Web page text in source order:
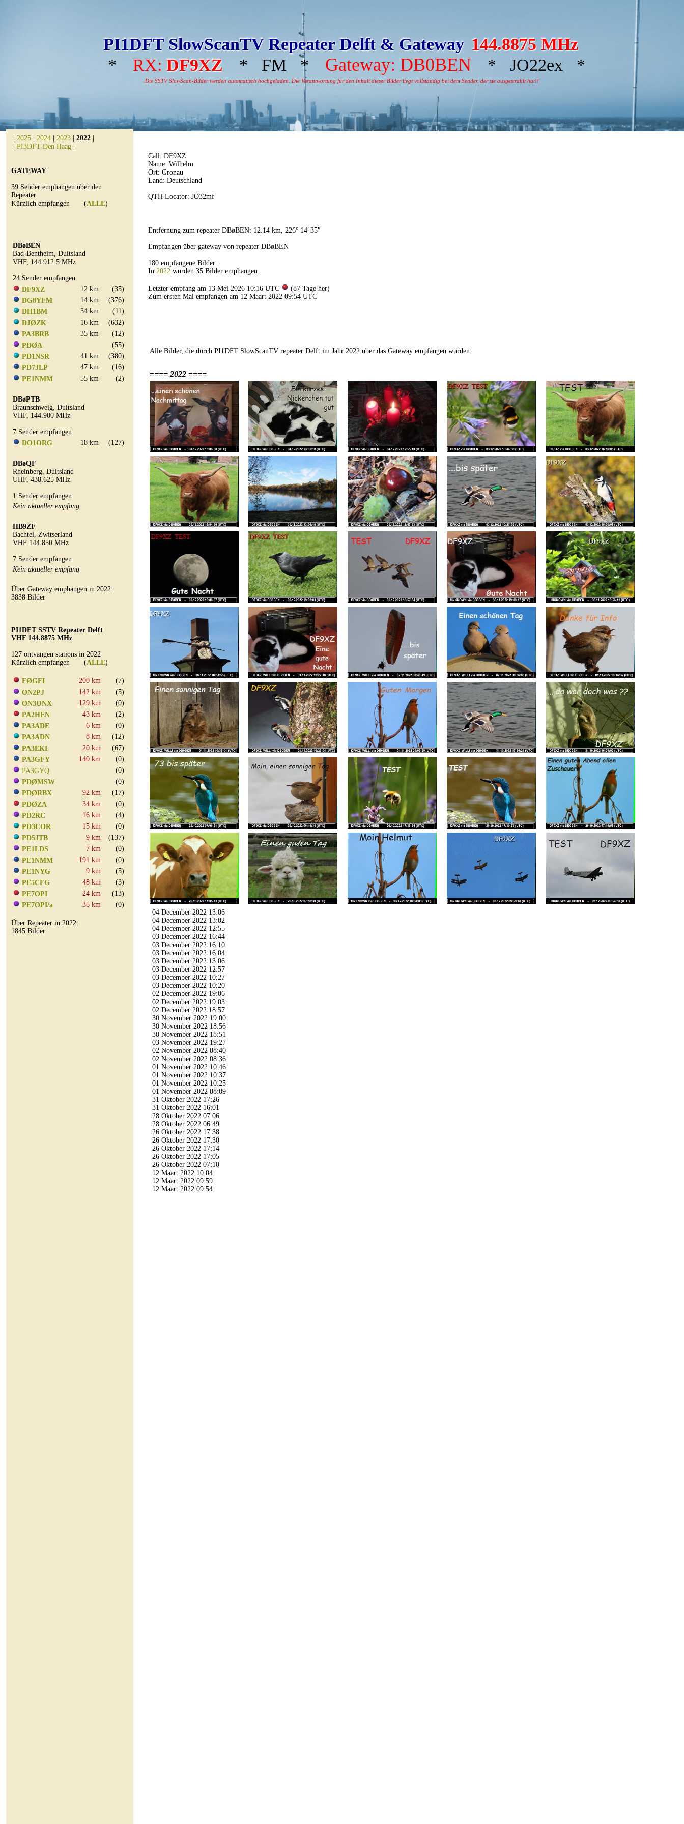
PI1DFT SlowScanTV Repeater Delft & Gateway 144.8875 MHz
*
RX: DF9XZ * FM * Gateway: DB0BEN * JO22ex *
Die SSTV SlowScan-Bilder werden automatisch hochgeladen. Die Verantwortung für den Inhalt dieser Bilder liegt vollständig bei dem Sender, der sie ausgestrahlt hat!!
2025 2024 2023 2022
PI3DFT Den Haag
GATEWAY
39 Sender emphangen über den
Repeater
Kürzlich empfangen (ALLE)
DBøBEN
Bad-Bentheim, Duitsland
VHF, 144.912.5 MHz
24 Sender empfangen
DF9XZ
12 km
(35)
DG8YFM
14 km
(376)
DH1BM
34 km
(11)
DJØZK
16 km
(632)
PA3BRB
35 km
(12)
PDØA
(55)
PD1NSR
41 km
(380)
PD7JLP
47 km
(16)
PE1NMM
55 km (2)
DBøPTB
Braunschweig, Duitsland
VHF, 144.900 MHz
7 Sender empfangen
DO1ORG
18 km (127)
DBøQF
Rheinberg, Duitsland
UHF, 438.625 MHz
1 Sender empfangen
Kein aktueller empfang
HB9ZF
Bachtel, Zwitserland
VHF 144.850 MHz
7 Sender empfangen
Kein aktueller empfang
Über Gateway emphangen in 2022:
3838 Bilder
PI1DFT SSTV Repeater Delft
VHF 144.8875 MHz
127 ontvangen stations in 2022
Kürzlich empfangen (ALLE)
FØGFI 200 km
(7)
ON2PJ
142 km
(5)
ON3ONX
129 km
(0)
PA2HEN
43 km
(2)
PA3ADE
6 km
(0)
PA3ADN
8 km
(12)
PA3EKI
20 km
(67)
PA3GFY
140 km
(0)
PA3GYQ
(0)
PDØMSW
(0)
PDØRBX
92 km
(17)
PDØZA
34 km
(0)
PD2RC
16 km
(4)
PD3COR
15 km
(0)
PD5JTB
9 km
(137)
PE1LDS
7 km
(0)
PE1NMM
191 km
(0)
PE1NYG
9 km
(5)
PE5CFG
48 km
(3)
PE7OPI
24 km
(13)
PE7OPI/a
35 km (0)
Über Repeater in 2022:
1845 Bilder
Call: DF9XZ
Name: Wilhelm
Ort: Gronau
Land: Deutschland
QTH Locator: JO32mf
Entfernung zum repeater DBøBEN: 12.14 km, 226° 14′ 35″
Empfangen über gateway von repeater DBøBEN
180 empfangene Bilder:
In 2022 wurden 35 Bilder emphangen.
Letzter empfang am 13 Mei 2026 10:16 UTC
(87 Tage her)
Zum ersten Mal empfangen am 12 Maart 2022 09:54 UTC
Alle Bilder, die durch PI1DFT SlowScanTV repeater Delft im Jahr 2022 über das Gateway empfangen wurden:
==== 2022 ====
04 December 2022 13:06
04 December 2022 13:02
04 December 2022 12:55
03 December 2022 16:44
03 December 2022 16:10
03 December 2022 16:04
03 December 2022 13:06
03 December 2022 12:57
03 December 2022 10:27
03 December 2022 10:20
02 December 2022 19:06
02 December 2022 19:03
02 December 2022 18:57
30 November 2022 19:00
30 November 2022 18:56
30 November 2022 18:51
03 November 2022 19:27
02 November 2022 08:40
02 November 2022 08:36
01 November 2022 10:46
01 November 2022 10:37
01 November 2022 10:25
01 November 2022 08:09
31 Oktober 2022 17:26
31 Oktober 2022 16:01
28 Oktober 2022 07:06
28 Oktober 2022 06:49
26 Oktober 2022 17:38
26 Oktober 2022 17:30
26 Oktober 2022 17:14
26 Oktober 2022 17:05
26 Oktober 2022 07:10
12 Maart 2022 10:04
12 Maart 2022 09:59
12 Maart 2022 09:54